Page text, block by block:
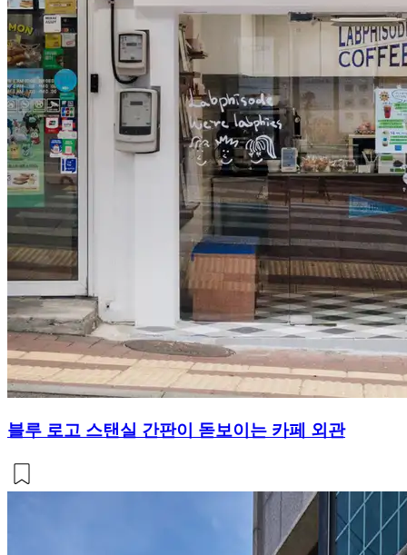
블루 로고 스탠실 간판이 돋보이는 카페 외관